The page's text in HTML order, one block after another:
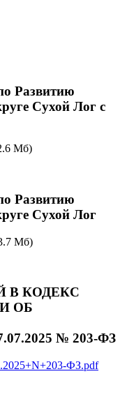
Развитию
Сухой Лог с
Мб)
Развитию
Сухой Лог
Мб)
В КОДЕКС
ОБ
№ 203-ФЗ
ФЗ.pdf